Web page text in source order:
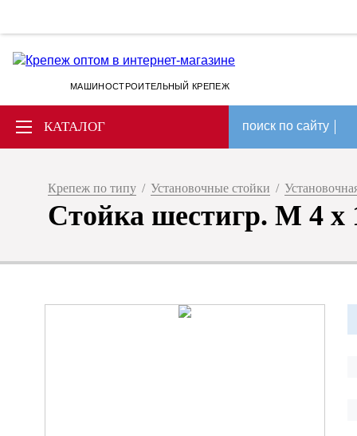
МАШИНОСТРОИТЕЛЬНЫЙ КРЕПЕЖ
КАТАЛОГ поиск по сайту
Крепеж по типу / Установочные стойки /
Стойка шестигр. M 4